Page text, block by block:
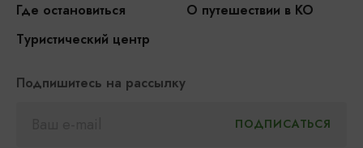
Где остановиться
О путешествии в КО
Туристический центр
Подпишитесь на рассылку